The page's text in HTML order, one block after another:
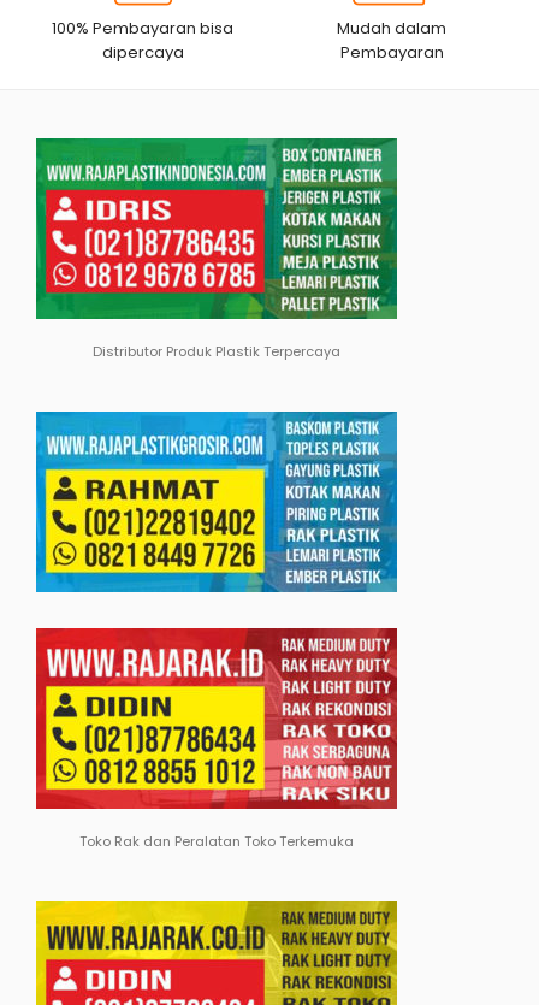
100% Pembayaran bisa
dipercaya
Mudah dalam
Pembayaran
Distributor Produk Plastik Terpercaya
Toko Rak dan Peralatan Toko Terkemuka